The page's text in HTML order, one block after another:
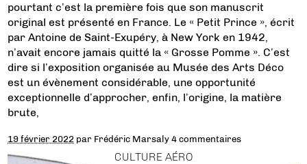
pourtant c’est la première fois que son manuscrit
original est présenté en France. Le « Petit Prince », écrit
par Antoine de Saint-Exupéry, à New York en 1942,
n’avait encore jamais quitté la « Grosse Pomme ». C’est
dire si l’exposition organisée au Musée des Arts Déco
est un évènement considérable, une opportunité
exceptionnelle d’approcher, enfin, l’origine, la matière
brute,
19 février 2022 par Frédéric Marsaly 4 commentaires
CULTURE AÉRO